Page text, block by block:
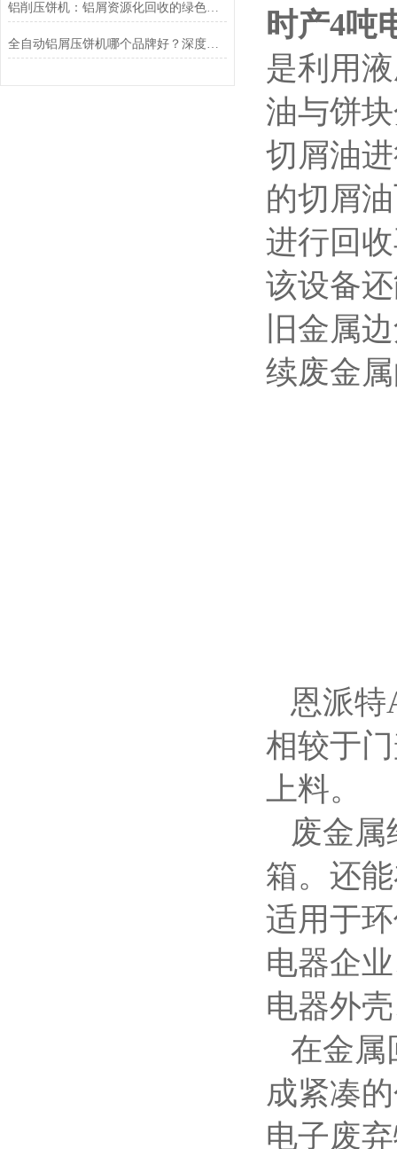
铝削压饼机：铝屑资源化回收的绿色智造设备
全自动铝屑压饼机哪个品牌好？深度测评为何行业都选恩派特
时产4吨
是利用
油与饼
切屑油
的切屑
进行回
该设备
旧金属
续废金
恩派特
相较于
上料。
废金
箱。还
适用于
电器企
电器外
在金属
成紧凑
电子废